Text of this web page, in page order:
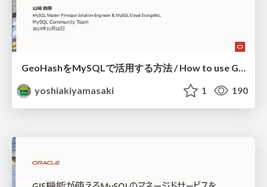
GeoHashをMySQLで活用する方法 / How to use GeoHash with MySQL
yoshiakiyamasaki
1 190